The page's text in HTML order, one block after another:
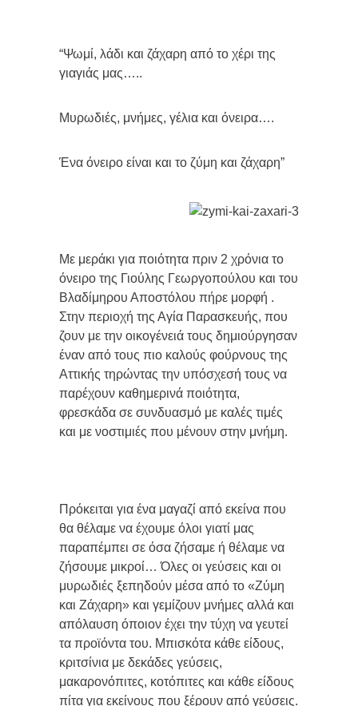
“Ψωμί, λάδι και ζάχαρη από το χέρι της
γιαγιάς μας…..
Μυρωδιές, μνήμες, γέλια και όνειρα….
Ένα όνειρο είναι και το ζύμη και ζάχαρη”
Με μεράκι για ποιότητα πριν 2 χρόνια το
όνειρο της Γιούλης Γεωργοπούλου και του
Βλαδίμηρου Αποστόλου πήρε μορφή .
Στην περιοχή της Αγία Παρασκευής, που
ζουν με την οικογένειά τους δημιούργησαν
έναν από τους πιο καλούς φούρνους της
Αττικής τηρώντας την υπόσχεσή τους να
παρέχουν καθημερινά ποιότητα,
φρεσκάδα σε συνδυασμό με καλές τιμές
και με νοστιμιές που μένουν στην μνήμη.
Πρόκειται για ένα μαγαζί από εκείνα που
θα θέλαμε να έχουμε όλοι γιατί μας
παραπέμπει σε όσα ζήσαμε ή θέλαμε να
ζήσουμε μικροί… Όλες οι γεύσεις και οι
μυρωδιές ξεπηδούν μέσα από το «Ζύμη
και Ζάχαρη» και γεμίζουν μνήμες αλλά και
απόλαυση όποιον έχει την τύχη να γευτεί
τα προϊόντα του. Μπισκότα κάθε είδους,
κριτσίνια με δεκάδες γεύσεις,
μακαρονόπιτες, κοτόπιτες και κάθε είδους
πίτα για εκείνους που ξέρουν από γεύσεις.